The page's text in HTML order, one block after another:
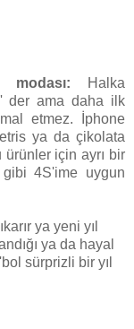
modası:
Halka
der ama daha ilk
etmez.
İphone
ya da çikolata
için ayrı bir
4S'ime uygun
ya yeni yıl
ya da hayal
sürprizli bir yıl